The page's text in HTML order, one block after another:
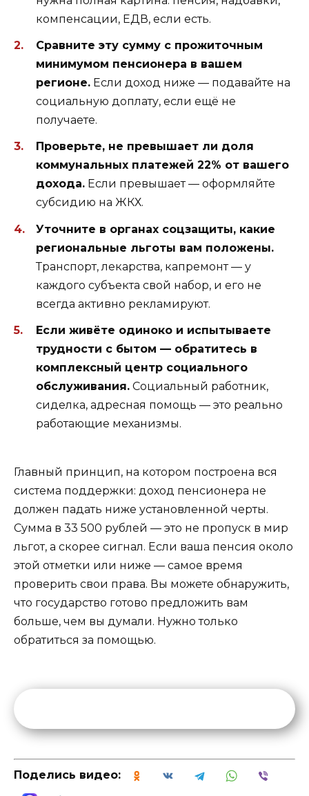
компенсации, ЕДВ, если есть.
Сравните эту сумму с прожиточным
минимумом пенсионера в вашем
регионе. Если доход ниже — подавайте на
социальную доплату, если ещё не
получаете.
Проверьте, не превышает ли доля
коммунальных платежей 22% от вашего
дохода. Если превышает — оформляйте
субсидию на ЖКХ.
Уточните в органах соцзащиты, какие
региональные льготы вам положены.
Транспорт, лекарства, капремонт — у
каждого субъекта свой набор, и его не
всегда активно рекламируют.
Если живёте одиноко и испытываете
трудности с бытом — обратитесь в
комплексный центр социального
обслуживания. Социальный работник,
сиделка, адресная помощь — это реально
работающие механизмы.
Главный принцип, на котором построена вся
система поддержки: доход пенсионера не
должен падать ниже установленной черты.
Сумма в 33 500 рублей — это не пропуск в мир
льгот, а скорее сигнал. Если ваша пенсия около
этой отметки или ниже — самое время
проверить свои права. Вы можете обнаружить,
что государство готово предложить вам
больше, чем вы думали. Нужно только
обратиться за помощью.
Поделись видео: